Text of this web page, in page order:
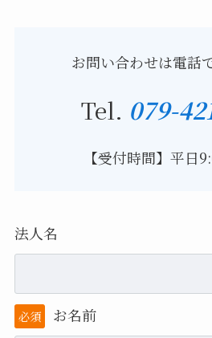
お問い合わせは電話
Tel. 079-
【受付時間】平日
法人名
必須 お名前